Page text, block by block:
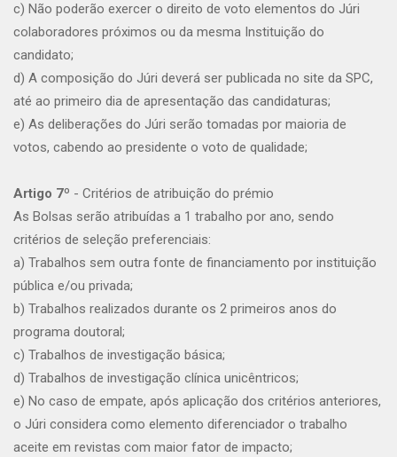
c) Não poderão exercer o direito de voto elementos do Júri
colaboradores próximos ou da mesma Instituição do
candidato;
d) A composição do Júri deverá ser publicada no site da SPC,
até ao primeiro dia de apresentação das candidaturas;
e) As deliberações do Júri serão tomadas por maioria de
votos, cabendo ao presidente o voto de qualidade;
Artigo 7º - Critérios de atribuição do prémio
As Bolsas serão atribuídas a 1 trabalho por ano, sendo
critérios de seleção preferenciais:
a) Trabalhos sem outra fonte de financiamento por instituição
pública e/ou privada;
b) Trabalhos realizados durante os 2 primeiros anos do
programa doutoral;
c) Trabalhos de investigação básica;
d) Trabalhos de investigação clínica unicêntricos;
e) No caso de empate, após aplicação dos critérios anteriores,
o Júri considera como elemento diferenciador o trabalho
aceite em revistas com maior fator de impacto;